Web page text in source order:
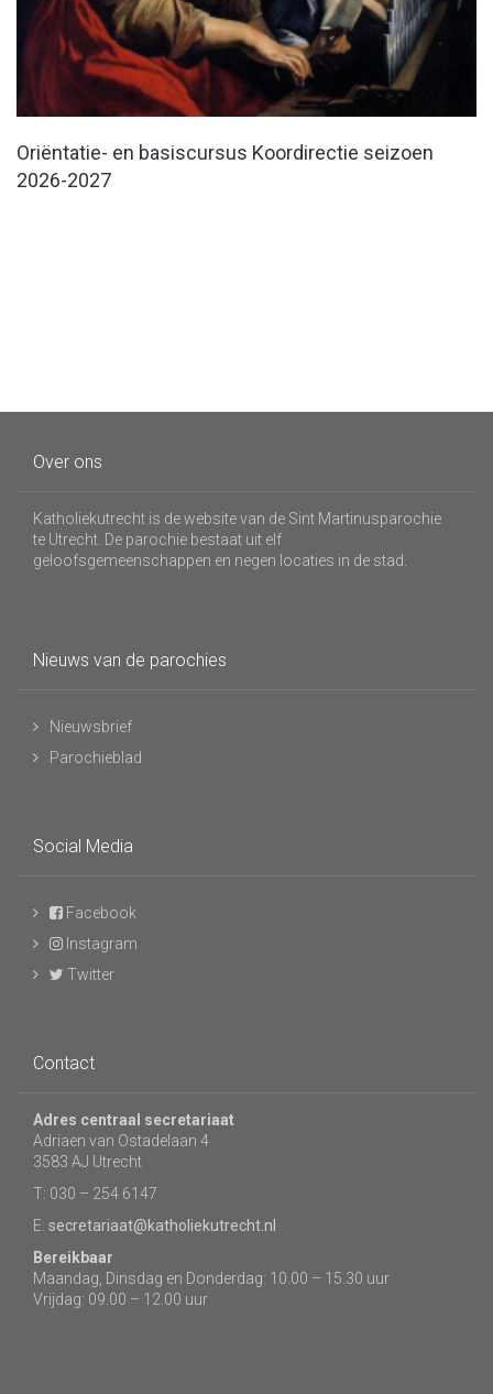
Oriëntatie- en basiscursus Koordirectie seizoen
2026-2027
Over ons
Katholiekutrecht is de website van de Sint Martinusparochie
te Utrecht. De parochie bestaat uit elf
geloofsgemeenschappen en negen locaties in de stad.
Nieuws van de parochies
Nieuwsbrief
Parochieblad
Social Media
Facebook
Instagram
Twitter
Contact
Adres centraal secretariaat
Adriaen van Ostadelaan 4
3583 AJ Utrecht
T: 030 – 254 6147
E: secretariaat@katholiekutrecht.nl
Bereikbaar
Maandag, Dinsdag en Donderdag: 10.00 – 15.30 uur
Vrijdag: 09.00 – 12.00 uur